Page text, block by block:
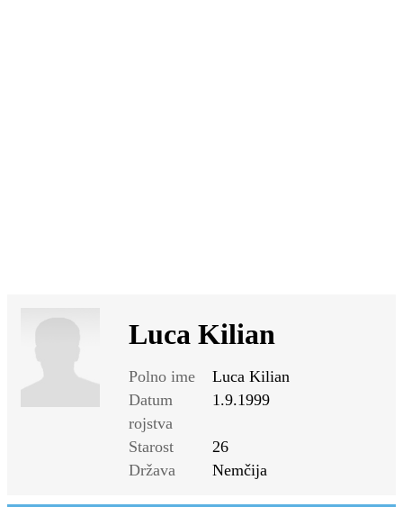
Luca Kilian
Polno ime
Luca Kilian
Datum
rojstva
1.9.1999
Starost
26
Država
Nemčija